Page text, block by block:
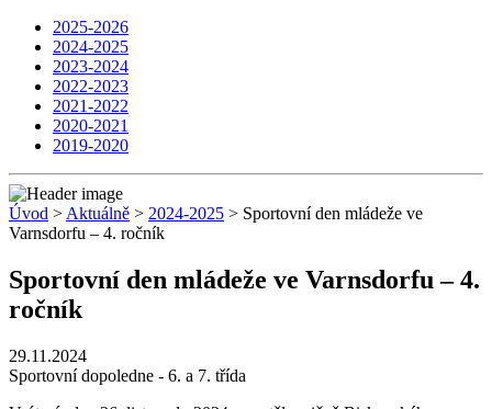
2025-2026
2024-2025
2023-2024
2022-2023
2021-2022
2020-2021
2019-2020
Úvod > Aktuálně > 2024-2025 > Sportovní den mládeže ve
Varnsdorfu – 4. ročník
Sportovní den mládeže ve Varnsdorfu – 4.
ročník
29.11.2024
Sportovní dopoledne - 6. a 7. třída